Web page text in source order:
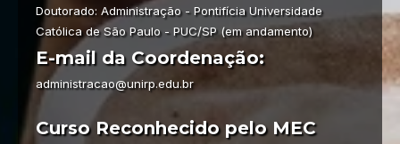
Doutorado: Administração - Pontifícia Universidade
Católica de São Paulo - PUC/SP (em andamento)
E-mail da Coordenação:
administracao@unirp.edu.br
Curso Reconhecido pelo MEC